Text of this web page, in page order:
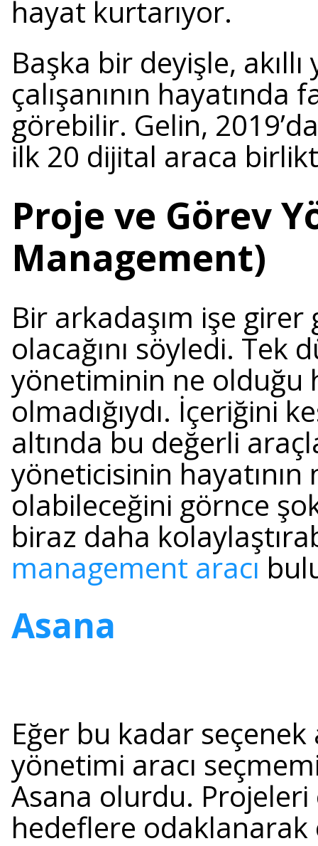
hayat kurtarıyor.
Başka bir deyişle,
çalışanının
görebilir. Gelin,
ilk 20 dijital araca
Proje ve Görev
Management)
Bir arkadaşım işe
olacağını söyledi. Tek
yönetiminin ne olduğu
olmadığıydı. İçeriğini
altında bu değerli
yöneticisinin
olabileceğini görnce
biraz daha
management aracı
Asana
Eğer bu kadar
yönetimi aracı
Asana olurdu.
hedeflere